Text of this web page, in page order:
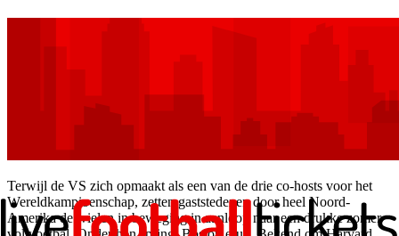
Terwijl de VS zich opmaakt als een van de drie co-hosts voor het
Wereldkampioenschap, zetten gaststedenen door heel Noord-
Amerika de wielen in beweging in aanloop naar een drukke zomer